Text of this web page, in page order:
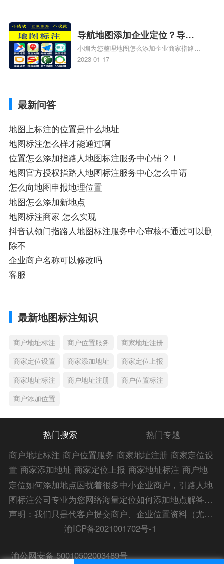
导航地图添加企业定位？导航
定位企业？
小编为您整理地图怎么添加企业商家指路人
地图标注服务中心铺名称、地图怎么添加企
2023-01-17
最新问答
地图上标注的位置是什么地址
地图标注怎么样才能通过啊
位置怎么添加指路人地图标注服务中心铺？！
地图官方授权指路人地图标注服务中心怎么申请
怎么向地图申报地理位置
地图怎么添加新地点
地图标注商家 怎么实现
抖音认领门指路人地图标注服务中心审核不通过可以删
除不
企业商户名称可以修改吗
客服
最新地图标注知识
商户地址标注 商户位置服务
商家地址注册
商家定位设置
商家添加地址
商家定位上报
商家地址标注
商户地址注册
商户位置标注
商户添加位置
热门搜索
热门专题
商户地址标注 商户位置服务 商家地址注册 商家定位设
置 商家添加地址 商家定位上报 商家地址标注 商户地
址注册 商户位置标注 商户添加位置 商家位置服务 商
家添加位置 商户位置入驻 位置添加店名 商家位置注
册 商户位置标注服务 公司添加位置 商家添加微信定
添加门店微信 商家定位服务 商家定位信息
家位置标注 商家位置定位 添加门店信息 地图服务中
定位如何添加地点困扰着很多中小企业商户，引路人地
图标注公司专业为您网络海量定位如何添加地点解答信
息，为您的企业地图标注宣传保驾护航！
声明：我们只是代客户提交商户、企业位置资料（尤其是不会操作觉得繁琐的客户），不是地图标注平台方。所提供服务为商业有偿帮助咨询人工服务费，全程都是人工提交资料，自身并不能对第三方网站的原始内容进行编辑，请知悉。Copyright 2014-2023 zlrmaps.com
渝ICP备2021001702号-1
渝公网安备 50010502003489号